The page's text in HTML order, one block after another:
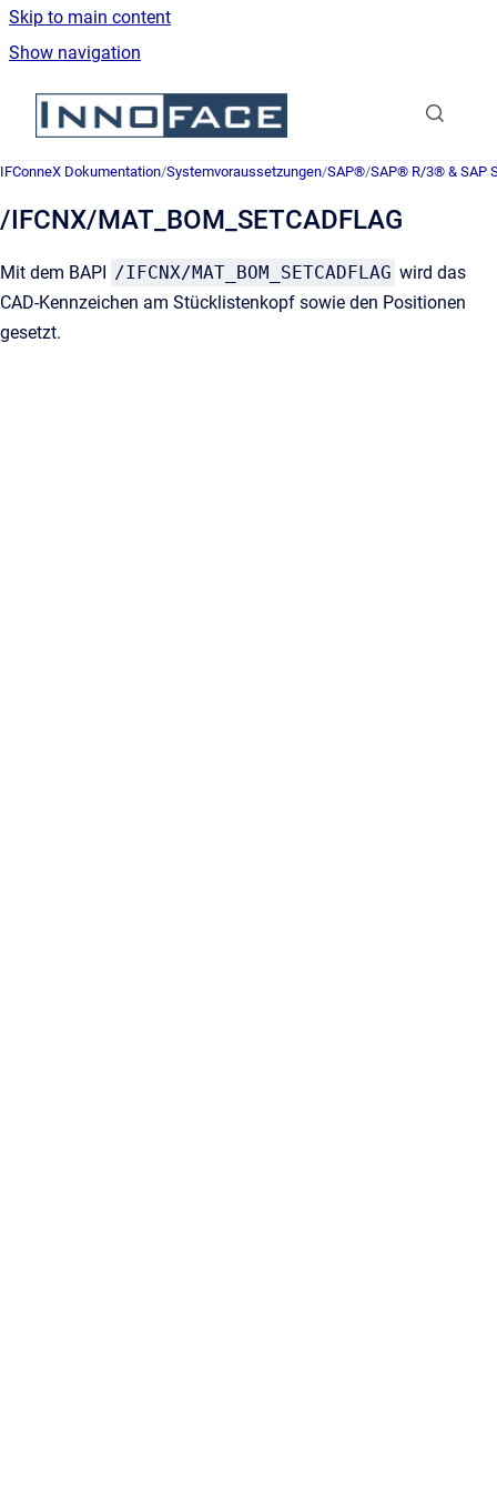
Skip to main content
Show navigation
Go to homepage
IFConneX Dokumentation/Systemvoraussetzungen/SAP®/SAP® R/3® & SAP
/IFCNX/MAT_BOM_SETCADFLAG
Mit dem BAPI /IFCNX/MAT_BOM_SETCADFLAG wird das
CAD-Kennzeichen am Stücklistenkopf sowie den Positionen
gesetzt.